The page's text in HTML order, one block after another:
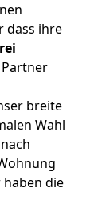
dass ihre
breite
Wahl
die